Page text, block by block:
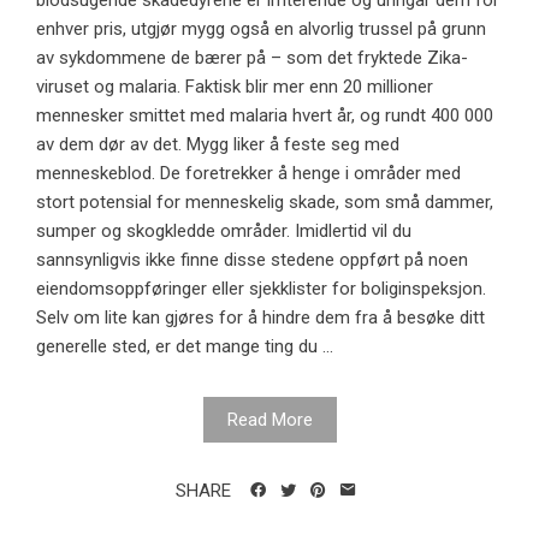
enhver pris, utgjør mygg også en alvorlig trussel på grunn
av sykdommene de bærer på – som det fryktede Zika-
viruset og malaria. Faktisk blir mer enn 20 millioner
mennesker smittet med malaria hvert år, og rundt 400 000
av dem dør av det. Mygg liker å feste seg med
menneskeblod. De foretrekker å henge i områder med
stort potensial for menneskelig skade, som små dammer,
sumper og skogkledde områder. Imidlertid vil du
sannsynligvis ikke finne disse stedene oppført på noen
eiendomsoppføringer eller sjekklister for boliginspeksjon.
Selv om lite kan gjøres for å hindre dem fra å besøke ditt
generelle sted, er det mange ting du ...
Read More
SHARE